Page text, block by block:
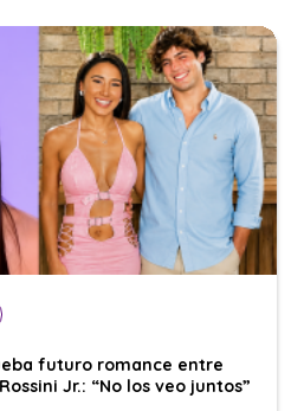
futuro romance entre
Jr.: “No los veo juntos”